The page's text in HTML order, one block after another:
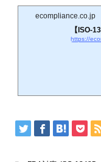
ecompliance.co.jp
【ISO-
https://